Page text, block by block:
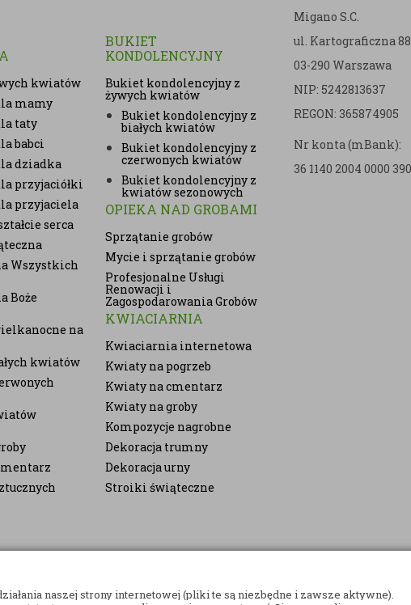
naszej strony internetowej (pliki te są niezbędne i zawsze aktywne).
kwiatów
mamy
taty
babci
dziadka
przyjaciółki
przyjaciela
serca
Wszystkich
Boże
na
kwiatów
BUKIET
KONDOLENCYJNY
Bukiet kondolencyjny z
żywych kwiatów
Bukiet kondolencyjny z
białych kwiatów
Bukiet kondolencyjny z
czerwonych kwiatów
Bukiet kondolencyjny z
kwiatów sezonowych
OPIEKA NAD GROBAMI
Sprzątanie grobów
Mycie i sprzątanie grobów
Profesjonalne Usługi
Renowacji i
Zagospodarowania Grobów
KWIACIARNIA
Kwiaciarnia internetowa
Kwiaty na pogrzeb
Kwiaty na cmentarz
Kwiaty na groby
Kompozycje nagrobne
Dekoracja trumny
Dekoracja urny
Stroiki świąteczne
Migano S.C.
ul. Kartograficzna
03-290 Warszawa
NIP: 5242813637
REGON: 365874905
Nr konta (mBank):
36 1140 2004 0000